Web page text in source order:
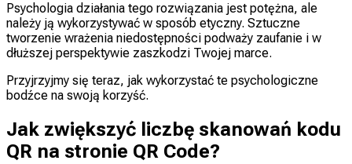
Psychologia działania tego rozwiązania jest potężna, ale
należy ją wykorzystywać w sposób etyczny. Sztuczne
tworzenie wrażenia niedostępności podważy zaufanie i w
dłuższej perspektywie zaszkodzi Twojej marce.
Przyjrzyjmy się teraz, jak wykorzystać te psychologiczne
bodźce na swoją korzyść.
Jak zwiększyć liczbę skanowań kodu
QR na stronie QR Code?